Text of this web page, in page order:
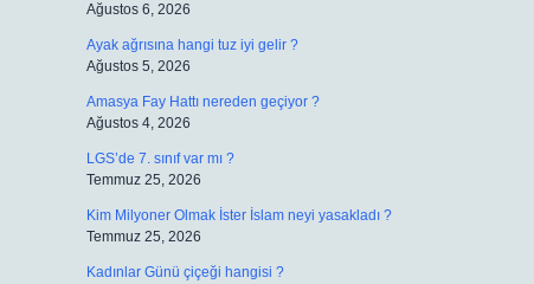
Ağustos 6, 2026
Ayak ağrısına hangi tuz iyi gelir ?
Ağustos 5, 2026
Amasya Fay Hattı nereden geçiyor ?
Ağustos 4, 2026
LGS’de 7. sınıf var mı ?
Temmuz 25, 2026
Kim Milyoner Olmak İster İslam neyi yasakladı ?
Temmuz 25, 2026
Kadınlar Günü çiçeği hangisi ?